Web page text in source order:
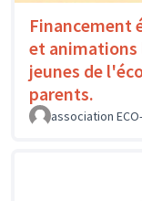
Financement
et animations
jeunes de
parents.
association ECO-